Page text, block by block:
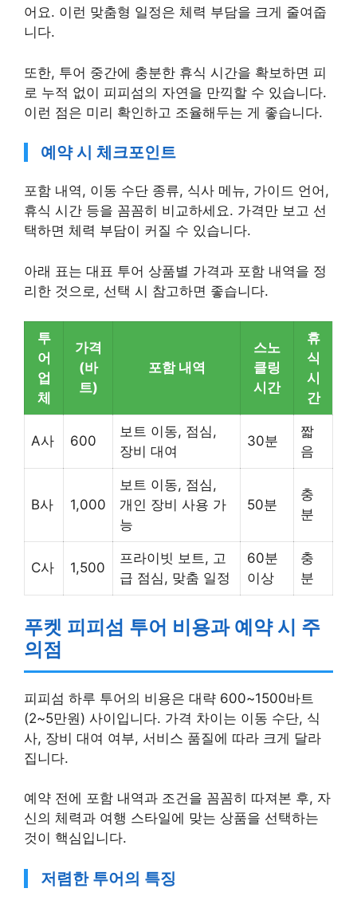
어요. 이런 맞춤형 일정은 체력 부담을 크게 줄여줍
니다.
또한, 투어 중간에 충분한 휴식 시간을 확보하면 피
로 누적 없이 피피섬의 자연을 만끽할 수 있습니다.
이런 점은 미리 확인하고 조율해두는 게 좋습니다.
예약 시 체크포인트
포함 내역, 이동 수단 종류, 식사 메뉴, 가이드 언어,
휴식 시간 등을 꼼꼼히 비교하세요. 가격만 보고 선
택하면 체력 부담이 커질 수 있습니다.
아래 표는 대표 투어 상품별 가격과 포함 내역을 정
리한 것으로, 선택 시 참고하면 좋습니다.
투
어
업
체
가격
(바
트)
포함 내역
스노
클링
시간
휴
식
시
간
A사 600
보트 이동, 점심,
장비 대여
30분
짧
음
B사 1,000
보트 이동, 점심,
개인 장비 사용 가
능
50분
충
분
C사 1,500
프라이빗 보트, 고
급 점심, 맞춤 일정
60분
이상
충
분
푸켓 피피섬 투어 비용과 예약 시 주
의점
피피섬 하루 투어의 비용은 대략 600~1500바트
(2~5만원) 사이입니다. 가격 차이는 이동 수단, 식
사, 장비 대여 여부, 서비스 품질에 따라 크게 달라
집니다.
예약 전에 포함 내역과 조건을 꼼꼼히 따져본 후, 자
신의 체력과 여행 스타일에 맞는 상품을 선택하는
것이 핵심입니다.
저렴한 투어의 특징